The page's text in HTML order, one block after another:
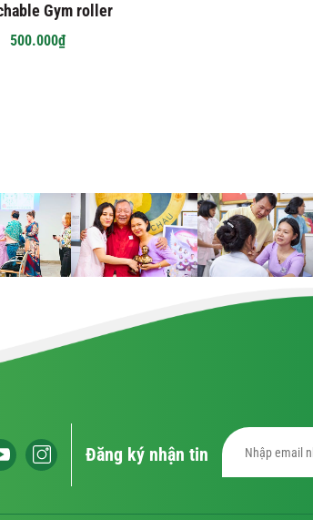
Gym roller
500.000₫
Đăng ký nhận tin